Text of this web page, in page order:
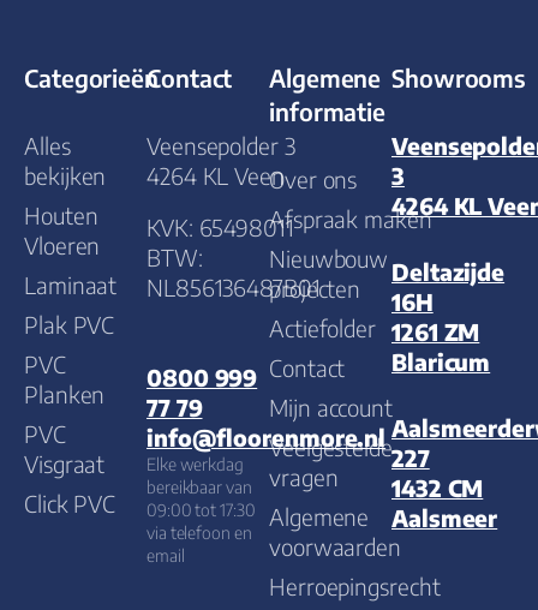
Categorieën
Alles
bekijken
Houten
Vloeren
Laminaat
Plak PVC
PVC
Planken
PVC
Visgraat
Click PVC
Contact
Veensepolder 3
4264 KL Veen
KVK: 65498011
BTW:
NL856136487B01
0800 999
77 79
info@floorenmore.nl
Elke werkdag
bereikbaar van
09:00 tot 17:30
via telefoon en
email
Algemene
informatie
Over ons
Afspraak maken
Nieuwbouw
projecten
Actiefolder
Contact
Mijn account
Veelgestelde
vragen
Algemene
voorwaarden
Herroepingsrecht
Showrooms
3
4264 KL
Deltazijde
16H
1261 ZM
Blaricum
227
1432 CM
Aalsmeer